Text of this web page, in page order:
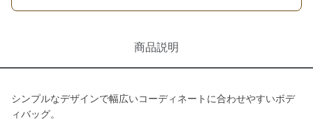
商品説明
シンプルなデザインで幅広いコーディネートに合わせやすいボデ
ィバッグ。